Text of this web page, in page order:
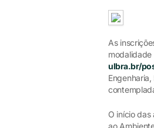
As
ulbra.br/
O início
ao